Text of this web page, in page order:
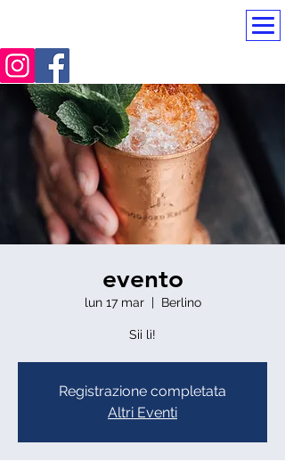
evento
lun 17 mar
  |
Berlino
Sii lì!
Registrazione completata
Altri Eventi